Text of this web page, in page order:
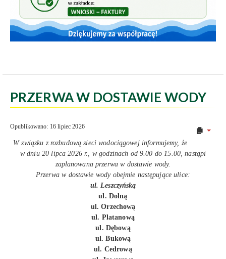
PRZERWA W DOSTAWIE WODY
Opublikowano: 16 lipiec 2026
W związku z rozbudową sieci wodociągowej informujemy, że
w dniu 20 lipca 2026 r., w godzinach od 9.00 do 15.00, nastąpi
zaplanowana przerwa w dostawie wody.
Przerwa w dostawie wody obejmie następujące ulice:
ul. Leszczyńską
ul. Dolną
ul. Orzechową
ul. Platanową
ul. Dębową
ul. Bukową
ul. Cedrową